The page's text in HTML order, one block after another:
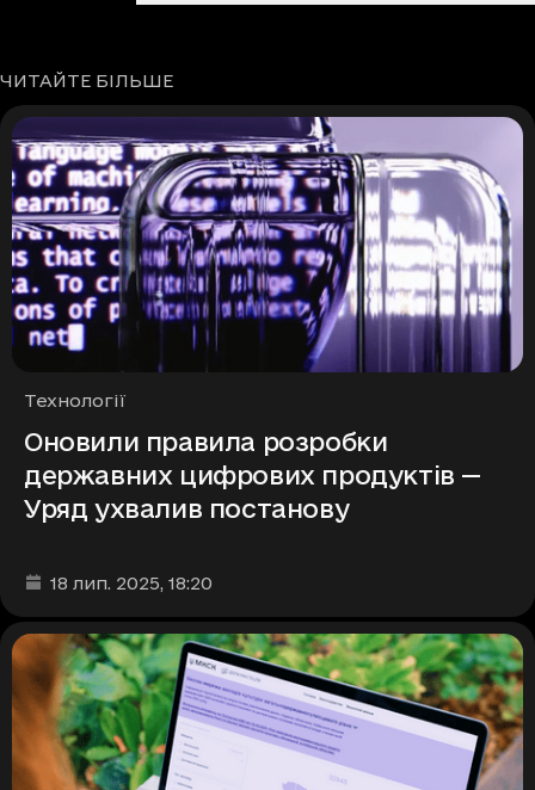
ЧИТАЙТЕ БІЛЬШЕ
Рубрики
Технології
Оновили правила розробки
державних цифрових продуктів —
Уряд ухвалив постанову
Дата та час публікації
18 лип. 2025, 18:20